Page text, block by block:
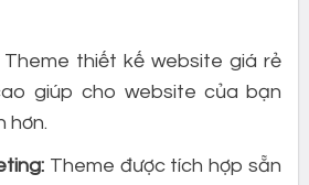
Theme thiết kế website giá rẻ
giúp cho website của bạn
hơn.
Theme được tích hợp sẵn